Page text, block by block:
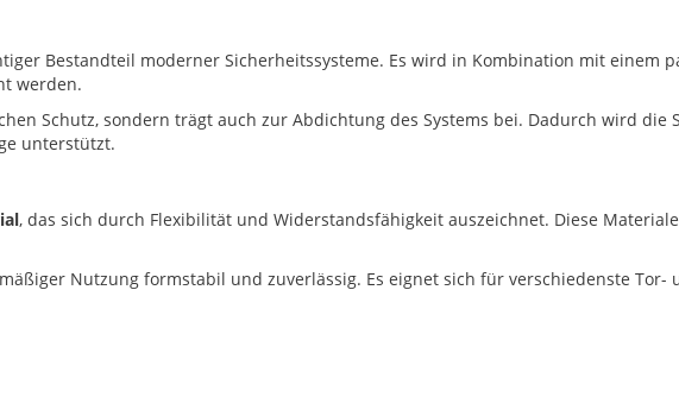
Bestandteil moderner Sicherheitssysteme. Es wird in Kombination mit einem
werden.
Schutz, sondern trägt auch zur Abdichtung des Systems bei. Dadurch wird die
unterstützt.
, das sich durch Flexibilität und Widerstandsfähigkeit auszeichnet. Diese
Nutzung formstabil und zuverlässig. Es eignet sich für verschiedenste